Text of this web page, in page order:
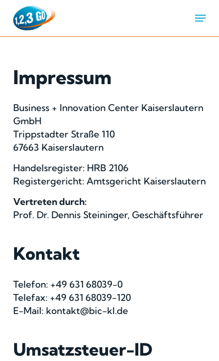
Menu
Impressum
Business + Innovation Center Kaiserslautern
GmbH
Trippstadter Straße 110
67663 Kaiserslautern
Handelsregister: HRB 2106
Registergericht: Amtsgericht Kaiserslautern
Vertreten durch:
Prof. Dr. Dennis Steininger, Geschäftsführer
Kontakt
Telefon: +49 631 68039-0
Telefax: +49 631 68039-120
E-Mail: kontakt@bic-kl.de
Umsatzsteuer-ID